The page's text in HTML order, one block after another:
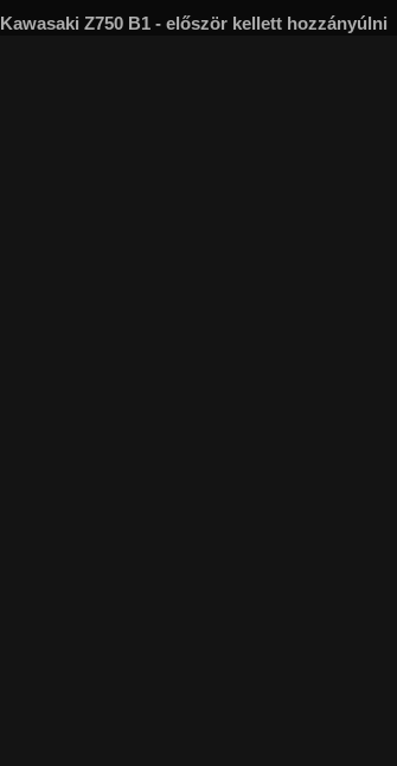
Kawasaki Z750 B1 - először kellett hozzányúlni